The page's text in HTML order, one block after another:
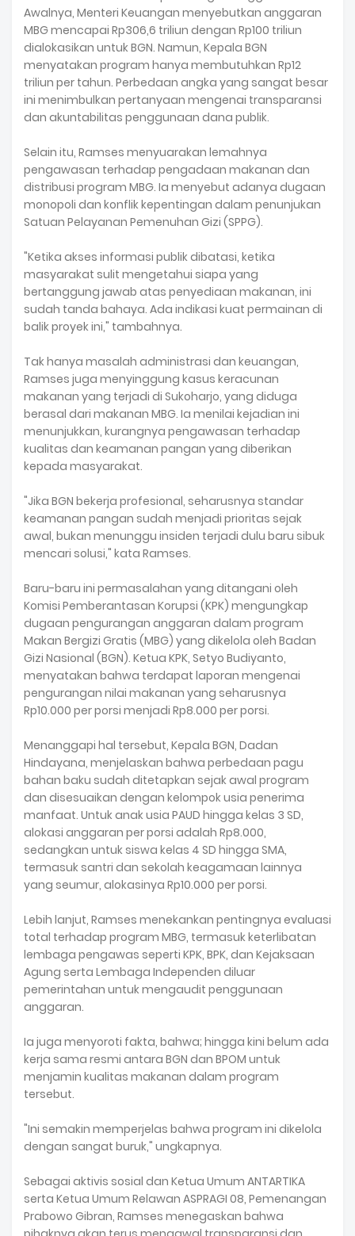
Awalnya, Menteri Keuangan menyebutkan anggaran
MBG mencapai Rp306,6 triliun dengan Rp100 triliun
dialokasikan untuk BGN. Namun, Kepala BGN
menyatakan program hanya membutuhkan Rp12
triliun per tahun. Perbedaan angka yang sangat besar
ini menimbulkan pertanyaan mengenai transparansi
dan akuntabilitas penggunaan dana publik.
Selain itu, Ramses menyuarakan lemahnya
pengawasan terhadap pengadaan makanan dan
distribusi program MBG. Ia menyebut adanya dugaan
monopoli dan konflik kepentingan dalam penunjukan
Satuan Pelayanan Pemenuhan Gizi (SPPG).
"Ketika akses informasi publik dibatasi, ketika
masyarakat sulit mengetahui siapa yang
bertanggung jawab atas penyediaan makanan, ini
sudah tanda bahaya. Ada indikasi kuat permainan di
balik proyek ini," tambahnya.
Tak hanya masalah administrasi dan keuangan,
Ramses juga menyinggung kasus keracunan
makanan yang terjadi di Sukoharjo, yang diduga
berasal dari makanan MBG. Ia menilai kejadian ini
menunjukkan, kurangnya pengawasan terhadap
kualitas dan keamanan pangan yang diberikan
kepada masyarakat.
"Jika BGN bekerja profesional, seharusnya standar
keamanan pangan sudah menjadi prioritas sejak
awal, bukan menunggu insiden terjadi dulu baru sibuk
mencari solusi," kata Ramses.
Baru-baru ini permasalahan yang ditangani oleh
Komisi Pemberantasan Korupsi (KPK) mengungkap
dugaan pengurangan anggaran dalam program
Makan Bergizi Gratis (MBG) yang dikelola oleh Badan
Gizi Nasional (BGN). Ketua KPK, Setyo Budiyanto,
menyatakan bahwa terdapat laporan mengenai
pengurangan nilai makanan yang seharusnya
Rp10.000 per porsi menjadi Rp8.000 per porsi.
Menanggapi hal tersebut, Kepala BGN, Dadan
Hindayana, menjelaskan bahwa perbedaan pagu
bahan baku sudah ditetapkan sejak awal program
dan disesuaikan dengan kelompok usia penerima
manfaat. Untuk anak usia PAUD hingga kelas 3 SD,
alokasi anggaran per porsi adalah Rp8.000,
sedangkan untuk siswa kelas 4 SD hingga SMA,
termasuk santri dan sekolah keagamaan lainnya
yang seumur, alokasinya Rp10.000 per porsi.
Lebih lanjut, Ramses menekankan pentingnya evaluasi
total terhadap program MBG, termasuk keterlibatan
lembaga pengawas seperti KPK, BPK, dan Kejaksaan
Agung serta Lembaga Independen diluar
pemerintahan untuk mengaudit penggunaan
anggaran.
Ia juga menyoroti fakta, bahwa; hingga kini belum ada
kerja sama resmi antara BGN dan BPOM untuk
menjamin kualitas makanan dalam program
tersebut.
"Ini semakin memperjelas bahwa program ini dikelola
dengan sangat buruk," ungkapnya.
Sebagai aktivis sosial dan Ketua Umum ANTARTIKA
serta Ketua Umum Relawan ASPRAGI 08, Pemenangan
Prabowo Gibran, Ramses menegaskan bahwa